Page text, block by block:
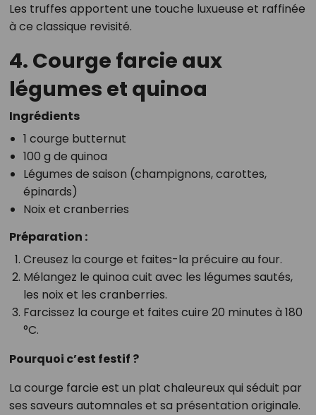
Les truffes apportent une touche luxueuse et raffinée
à ce classique revisité.
4. Courge farcie aux
légumes et quinoa
Ingrédients
1 courge butternut
100 g de quinoa
Légumes de saison (champignons, carottes,
épinards)
Noix et cranberries
Préparation :
Creusez la courge et faites-la précuire au four.
Mélangez le quinoa cuit avec les légumes sautés,
les noix et les cranberries.
Farcissez la courge et faites cuire 20 minutes à 180
°C.
Pourquoi c’est festif ?
La courge farcie est un plat chaleureux qui séduit par
ses saveurs automnales et sa présentation originale.